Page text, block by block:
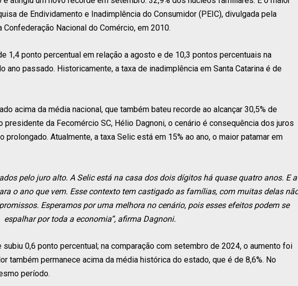
de Endividamento e Inadimplência do Consumidor (PEIC), divulgada pela
Nacional do Comércio, em 2010.
1,4 ponto percentual em relação a agosto e de 10,3 pontos percentuais na
ano passado. Historicamente, a taxa de inadimplência em Santa Catarina é de
acima da média nacional, que também bateu recorde ao alcançar 30,5% de
da Fecomércio SC, Hélio Dagnoni, o cenário é consequência dos juros
Atualmente, a taxa Selic está em 15% ao ano, o maior patamar em
pelo juro alto. A Selic está na casa dos dois dígitos há quase quatro anos. E a
o ano que vem. Esse contexto tem castigado as famílias, com muitas delas
Esperamos por uma melhora no cenário, pois esses efeitos podem se
espalhar por toda a economia”, afirma Dagnoni.
0,6 ponto percentual; na comparação com setembro de 2024, o aumento foi
também permanece acima da média histórica do estado, que é de 8,6%. No
período.